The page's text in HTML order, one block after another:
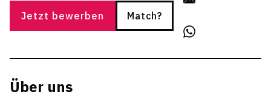
Jetzt bewerben Match?
Über uns